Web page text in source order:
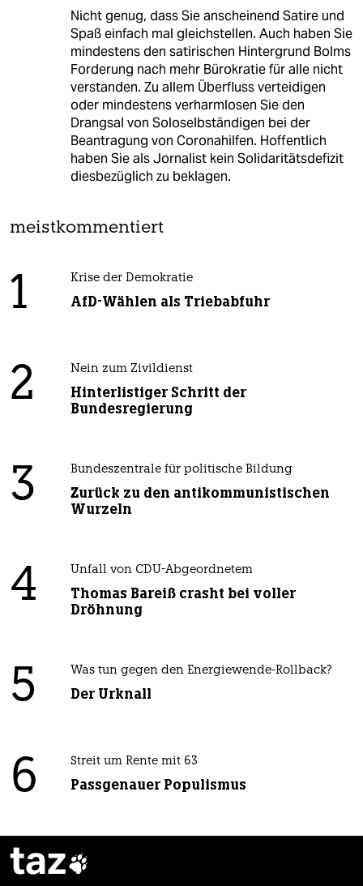
Nicht genug, dass Sie anscheinend Satire und
Spaß einfach mal gleichstellen. Auch haben Sie
mindestens den satirischen Hintergrund Bolms
Forderung nach mehr Bürokratie für alle nicht
verstanden. Zu allem Überfluss verteidigen
oder mindestens verharmlosen Sie den
Drangsal von Soloselbständigen bei der
Beantragung von Coronahilfen. Hoffentlich
haben Sie als Jornalist kein Solidaritätsdefizit
diesbezüglich zu beklagen.
meistkommentiert
1 Krise der Demokratie
AfD-Wählen als Triebabfuhr
2 Nein zum Zivildienst
Hinterlistiger Schritt der
Bundesregierung
3 Bundeszentrale für politische Bildung
Zurück zu den antikommunistischen
Wurzeln
4 Unfall von CDU-Abgeordnetem
Thomas Bareiß crasht bei voller
Dröhnung
5 Was tun gegen den Energiewende-Rollback?
Der Urknall
6 Streit um Rente mit 63
Passgenauer Populismus
taz